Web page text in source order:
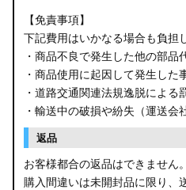
【免責事項】
下記費用はいかなる場合も負担
・商品不良で発生した他の部品
・商品使用に起因して発生し
・道路交通関連法規逸脱による
・輸送中の破損や紛失（運送会
返品
お客様都合の返品はできません。
購入間違いは未開封品に限り、